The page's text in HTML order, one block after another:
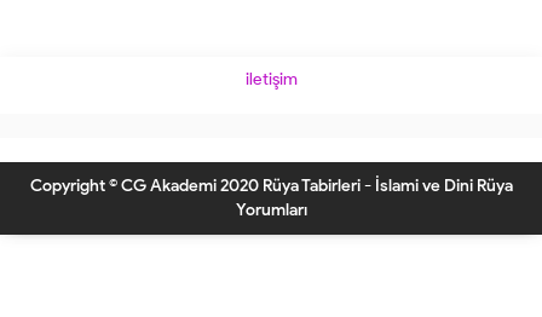
iletişim
Copyright © CG Akademi 2020 Rüya Tabirleri - İslami ve Dini Rüya
Yorumları